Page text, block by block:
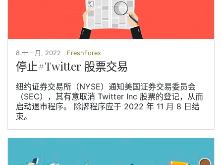
8 十一月, 2022 FreshForex
停止#Twitter 股票交易
纽约证券交易所（NYSE）通知美国证券交易委员会
（SEC），其有意取消 Twitter Inc 股票的登记，从而
启动退市程序。 除牌程序应于 2022 年 11 月 8 日结
束。